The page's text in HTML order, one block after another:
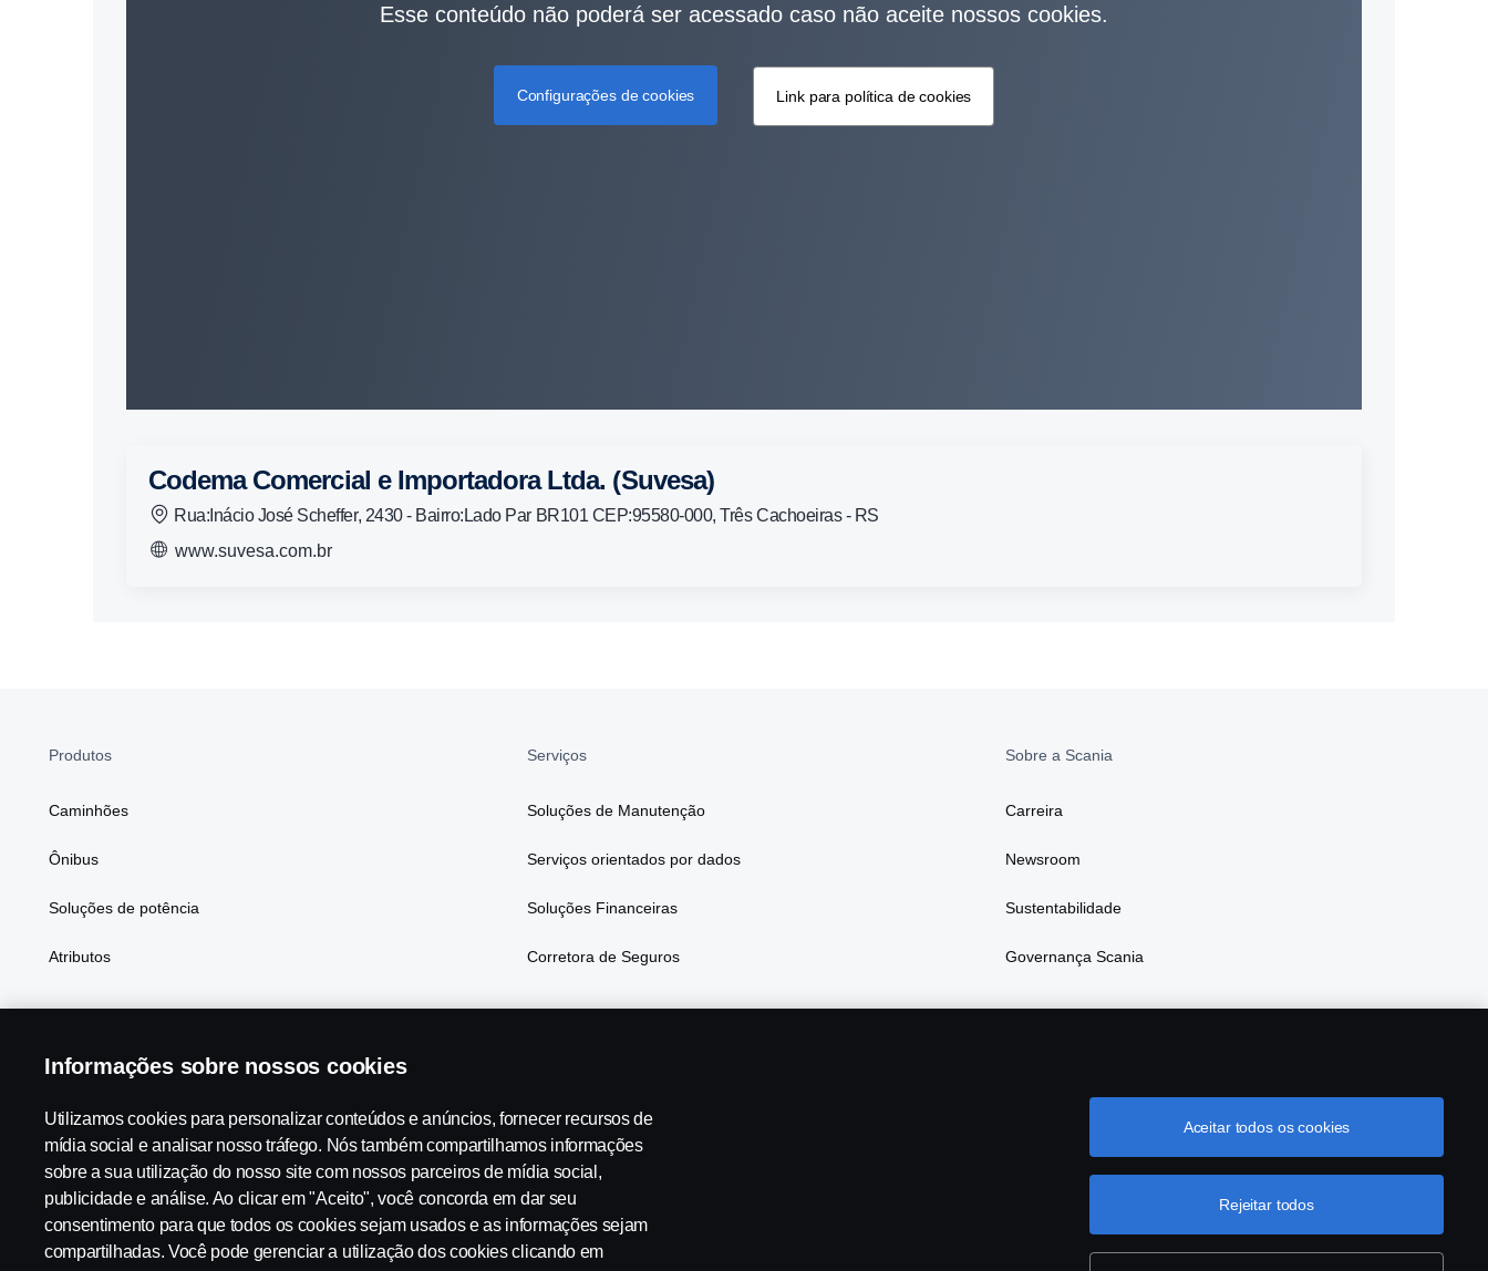
Esse conteúdo não poderá ser acessado caso não aceite nossos cookies.
Configurações de cookies Link para política de cookies
Codema Comercial e Importadora Ltda. (Suvesa)
Rua:Inácio José Scheffer, 2430 - Bairro:Lado Par BR101 CEP:95580-000, Três Cachoeiras - RS
www.suvesa.com.br
Produtos
Caminhões
Ônibus
Soluções de potência
Atributos
Serviços
Soluções de Manutenção
Serviços orientados por dados
Soluções Financeiras
Corretora de Seguros
Sobre a Scania
Carreira
Newsroom
Sustentabilidade
Governança Scania
Scania in Your Region: Brasil
Aviso Legal Declaração de Privacidade Contato Tabela de emissões
Configurações de cookies
Informações sobre nossos cookies
Utilizamos cookies para personalizar conteúdos e anúncios, fornecer recursos de
mídia social e analisar nosso tráfego. Nós também compartilhamos informações
sobre a sua utilização do nosso site com nossos parceiros de mídia social,
publicidade e análise. Ao clicar em "Aceito", você concorda em dar seu
consentimento para que todos os cookies sejam usados e as informações sejam
compartilhadas. Você pode gerenciar a utilização dos cookies clicando em
Rejeitar todos
Aceitar todos os cookies